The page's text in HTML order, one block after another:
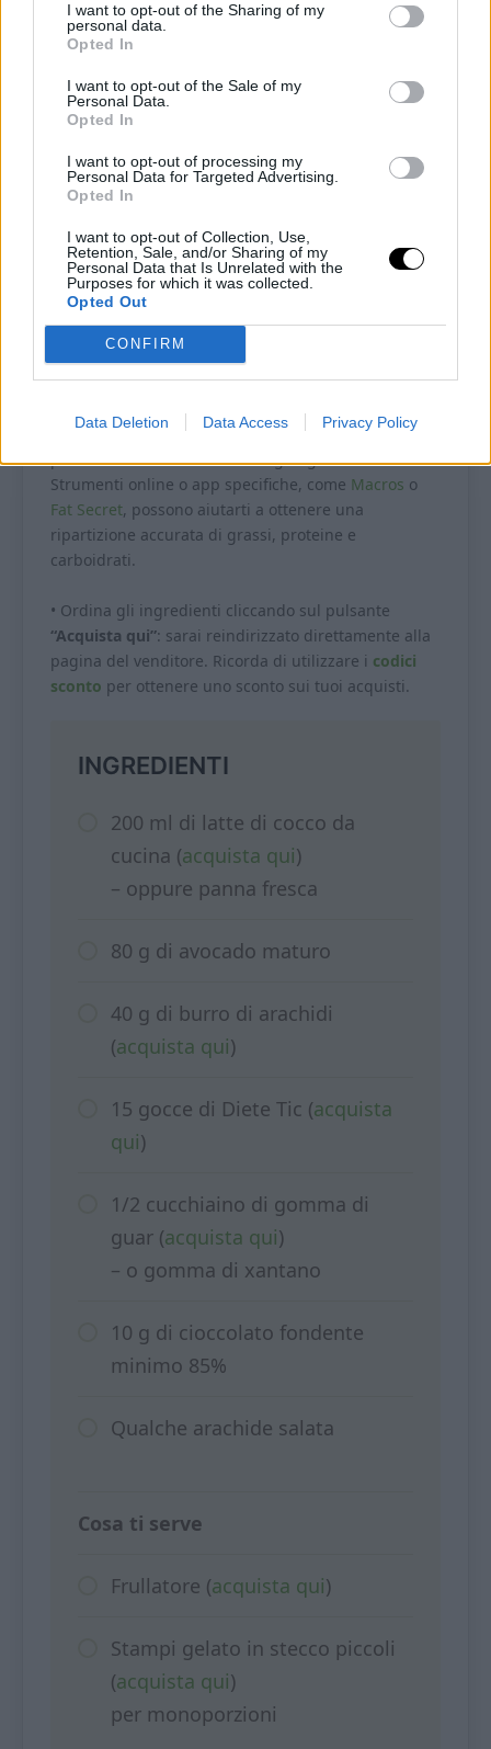
I want to opt-out of the Sharing of my
personal data.
Opted In
I want to opt-out of the Sale of my
Personal Data.
Opted In
I want to opt-out of processing my
Personal Data for Targeted Advertising.
Opted In
I want to opt-out of Collection, Use,
Retention, Sale, and/or Sharing of my
Personal Data that Is Unrelated with the
Purposes for which it was collected.
Opted Out
CONFIRM
Data Deletion Data Access Privacy Policy
Cuisine:chetogenica Difficulty: Facile
4
10
2 hours
MACROS PER 1 PORZIONE : Carboidrati: 2,5 |
Proteine: 6,4 | Grassi: 21,7 | Calorie: 231
Per un calcolo più preciso dei macronutrienti, basati
sempre sui valori nutrizionali indicati sull’etichetta
marca. Una volta calcolati i totali, suddividili in
porzioni in base al tuo fabbisogno giornaliero.
Strumenti online o app specifiche, come Macros o
Fat Secret, possono aiutarti a ottenere una
ripartizione accurata di grassi, proteine e
carboidrati.
• Ordina gli ingredienti cliccando sul pulsante
“Acquista qui”: sarai reindirizzato direttamente alla
pagina del venditore. Ricorda di utilizzare i codici
sconto per ottenere uno sconto sui tuoi acquisti.
INGREDIENTI
200 ml di latte di cocco da
cucina (acquista qui)
– oppure panna fresca
80 g di avocado maturo
40 g di burro di arachidi
(acquista qui)
15 gocce di Diete Tic (acquista
qui)
1/2 cucchiaino di gomma di
guar (acquista qui)
– o gomma di xantano
10 g di cioccolato fondente
minimo 85%
Qualche arachide salata
Cosa ti serve
Frullatore (acquista qui)
Stampi gelato in stecco piccoli
(acquista qui)
per monoporzioni